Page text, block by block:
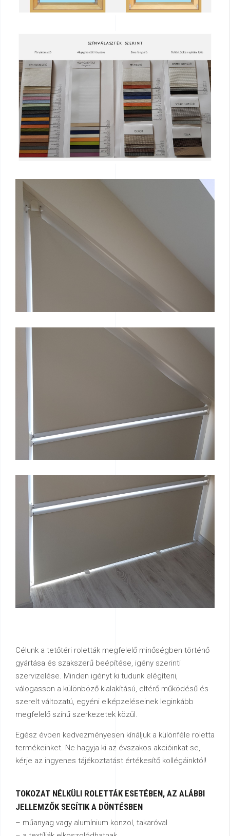
Célunk a tetőtéri roletták megfelelő minőségben történő
gyártása és szakszerű beépítése, igény szerinti
szervizelése. Minden igényt ki tudunk elégíteni,
válogasson a különböző kialakítású, eltérő működésű és
szerelt változatú, egyéni elképzeléseinek leginkább
megfelelő színű szerkezetek közül.
Egész évben kedvezményesen kínáljuk a különféle roletta
termékeinket. Ne hagyja ki az évszakos akcióinkat se,
kérje az ingyenes tájékoztatást értékesítő kollégáinktól!
TOKOZAT NÉLKÜLI ROLETTÁK ESETÉBEN, AZ ALÁBBI
JELLEMZŐK SEGÍTIK A DÖNTÉSBEN
– műanyag vagy alumínium konzol, takaróval